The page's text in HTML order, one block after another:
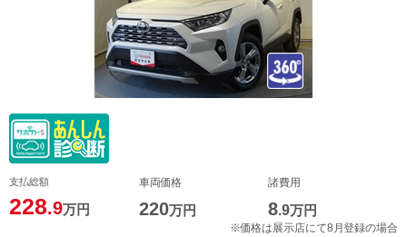
支払総額
228.9万円
車両価格
220万円
諸費用
8.9万円
※価格は展示店にて8月登録の場合